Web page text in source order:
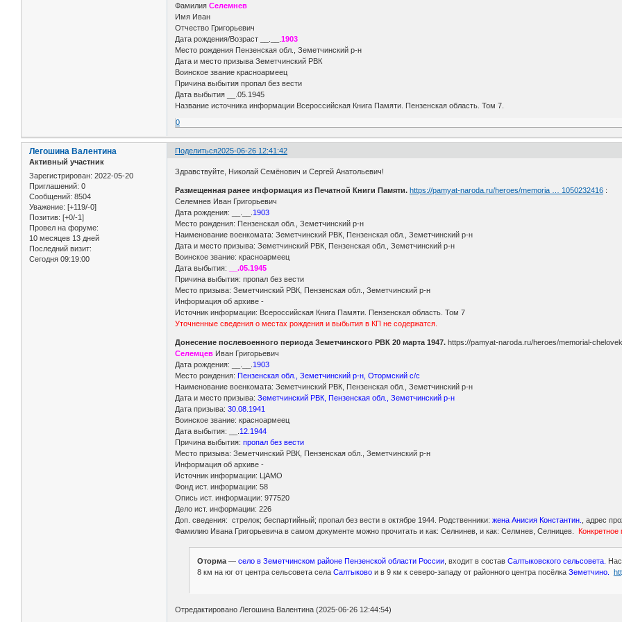
ФамилияСелемнев
Имя Иван
Отчество Григорьевич
Дата рождения/Возраст __.__.1903
Место рождения Пензенская обл., Земетчинский р-н
Дата и место призыва Земетчинский РВК
Воинское звание красноармеец
Причина выбытия пропал без вести
Дата выбытия __.05.1945
Название источника информации Всероссийская Книга Памяти. Пензенская область. Том 7.
0
Поделиться2025-06-26 12:41:42
Легошина Валентина
Активный участник
Зарегистрирован: 2022-05-20
Приглашений: 0
Сообщений: 8504
Уважение: [+119/-0]
Позитив: [+0/-1]
Провел на форуме:
10 месяцев 13 дней
Последний визит:
Сегодня 09:19:00
Здравствуйте, Николай Семёнович и Сергей Анатольевич!
Размещенная ранее информация из Печатной Книги Памяти. https://pamyat-naroda.ru/heroes/memoria … 1050232416 :
Селемнев Иван Григорьевич
Дата рождения: __.__. 1903
Место рождения: Пензенская обл., Земетчинский р-н
Наименование военкомата: Земетчинский РВК, Пензенская обл., Земетчинский р-н
Дата и место призыва: Земетчинский РВК, Пензенская обл., Земетчинский р-н
Воинское звание: красноармеец
Дата выбытия: __.05.1945
Причина выбытия: пропал без вести
Место призыва: Земетчинский РВК, Пензенская обл., Земетчинский р-н
Информация об архиве -
Источник информации: Всероссийская Книга Памяти. Пензенская область. Том 7
Уточненные сведения о местах рождения и выбытия в КП не содержатся.
Донесение послевоенного периода Земетчинского РВК 20 марта 1947.https://pamyat-naroda.ru/heroes/memorial-
Селемцев Иван Григорьевич
Дата рождения: __.__. 1903
Место рождения:Пензенская обл., Земетчинский р-н, Отормский с/с
Наименование военкомата: Земетчинский РВК, Пензенская обл., Земетчинский р-н
Дата и место призыва:Земетчинский РВК, Пензенская обл., Земетчинский р-н
Дата призыва:30.08.1941
Воинское звание: красноармеец
Дата выбытия: __. 12.1944
Причина выбытия:пропал без вести
Место призыва: Земетчинский РВК, Пензенская обл., Земетчинский р-н
Информация об архиве -
Источник информации: ЦАМО
Фонд ист. информации: 58
Опись ист. информации: 977520
Дело ист. информации: 226
Доп. сведения: стрелок; беспартийный; пропал без вести в октябре 1944. Родственники: жена Анисия Константин.
, адрес
Фамилию Ивана Григорьевича в самом документе можно прочитать и как: Селнинев, и как: Селмнев, Селницев.
Оторма— село в Земетчинском районе Пензенской области России, входит в состав Салтыковского сельсовета.
8 км на юг от центра сельсовета села Салтыковои в 9 км к северо-западу от районного центра посёлка Земетчино.
Отредактировано Легошина Валентина (2025-06-26 12:44:54)